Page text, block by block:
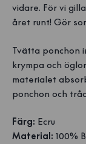
vidare. För vi
året runt! Gör
Tvätta ponchon
krympa och
materialet
ponchon och
Färg: Ecru
Material: 100%